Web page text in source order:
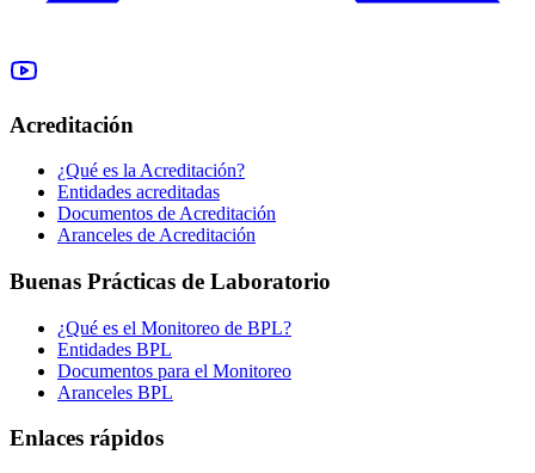
Acreditación
¿Qué es la Acreditación?
Entidades acreditadas
Documentos de Acreditación
Aranceles de Acreditación
Buenas Prácticas de Laboratorio
¿Qué es el Monitoreo de BPL?
Entidades BPL
Documentos para el Monitoreo
Aranceles BPL
Enlaces rápidos